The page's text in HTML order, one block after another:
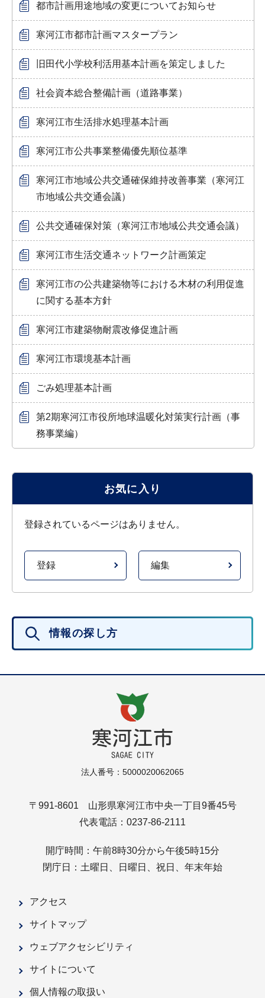
都市計画用途地域の変更についてお知らせ
寒河江市都市計画マスタープラン
旧田代小学校利活用基本計画を策定しました
社会資本総合整備計画（道路事業）
寒河江市生活排水処理基本計画
寒河江市公共事業整備優先順位基準
寒河江市地域公共交通確保維持改善事業（寒河江
市地域公共交通会議）
公共交通確保対策（寒河江市地域公共交通会議）
寒河江市生活交通ネットワーク計画策定
寒河江市の公共建築物等における木材の利用促進
に関する基本方針
寒河江市建築物耐震改修促進計画
寒河江市環境基本計画
ごみ処理基本計画
第2期寒河江市役所地球温暖化対策実行計画（事
務事業編）
お気に入り
登録されているページはありません。
登録 編集
情報の探し方
法人番号：5000020062065
〒991-8601 山形県寒河江市中央一丁目9番45号
代表電話：0237-86-2111
開庁時間：午前8時30分から午後5時15分
閉庁日：土曜日、日曜日、祝日、年末年始
アクセス
サイトマップ
ウェブアクセシビリティ
サイトについて
個人情報の取扱い